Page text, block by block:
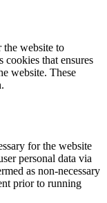
the website to
that ensures
website. These
for the website
personal data via
as non-necessary
prior to running